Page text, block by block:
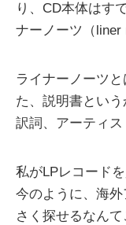
り、CD本体はす
ナーノーツ（liner
ライナーノーツ
た、説明書という
訳詞、アーティス
私がLPレコード
今のように、海
さく探せるなん